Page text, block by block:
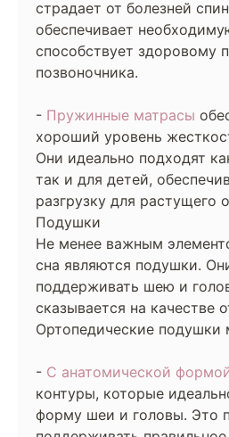
страдает от болезней
обеспечивает
способствует здоровому
позвоночника.
- Пружинные матрасы
хороший уровень
Они идеально подходят
так и для детей,
разгрузку для растущего
Подушки
Не менее важным
сна являются подушки.
поддерживать шею и
сказывается на качестве
Ортопедические подушки
- С анатомической
контуры, которые
форму шеи и головы. Это